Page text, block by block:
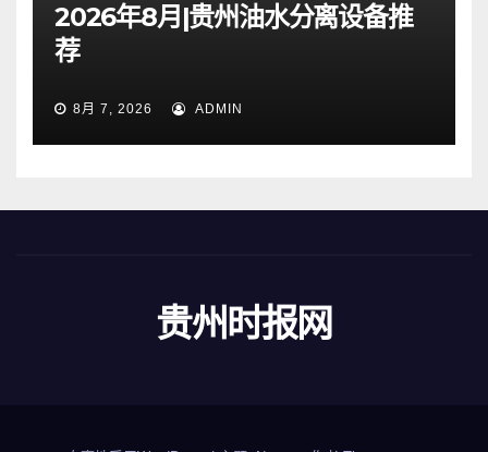
2026年8月|贵州油水分离设备推
荐
8月 7, 2026 ADMIN
贵州时报网